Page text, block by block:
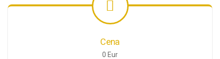
Cena
0 Eur